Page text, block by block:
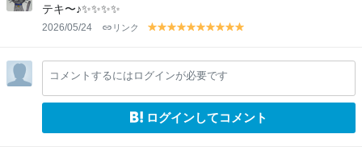
テキ〜♪✨✨✨✨
2026/05/24 リンク
y
lo
w
y
lo
w
y
lo
w
y
lo
w
y
lo
w
y
lo
w
y
lo
w
y
lo
w
y
lolo
コメントするにはログインが必要です
ログインしてコメント